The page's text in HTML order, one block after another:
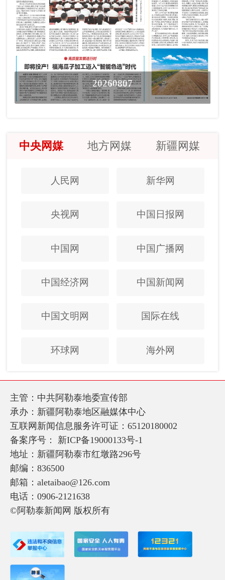
20260807
中央网媒 地方网媒 新疆网媒
人民网 新华网
央视网 中国日报网
中国网 中国广播网
中国经济网 中国新闻网
中国文明网 国际在线
环球网 海外网
主管：中共阿勒泰地委宣传部
承办：新疆阿勒泰地区融媒体中心
互联网新闻信息服务许可证：65120180002
备案序号： 新ICP备19000133号-1
地址：新疆阿勒泰市红墩路296号
邮编：836500
邮箱：aletaibao@126.com
电话：0906-2121638
©阿勒泰新闻网 版权所有